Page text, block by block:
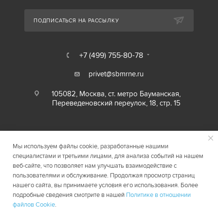
ПОДПИСАТЬСЯ НА РАССЫЛКУ
+7 (499) 755-80-78
privet@sbmrne.ru
105082, Москва, ст. метро Бауманская,
Переведеновский переулок, 18, стр. 15
2026 © SBMRNE.RU Карта сайта
Мы используем файлы cookie, разработанные нашими
специалистами и третьими лицами, для анализа событий на нашем
веб-сайте, что позволяет нам улучшать взаимодействие с
пользователями и обслуживание. Продолжая просмотр страниц
нашего сайта, вы принимаете условия его использования. Более
подробные сведения смотрите в нашей Политике в отношении
файлов Cookie.